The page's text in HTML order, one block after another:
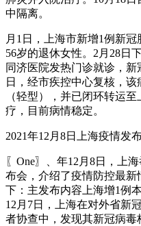
中隔离。
月1日，上海市新增1例新
56岁的退休女性。2月28日
同济医院发热门诊就诊，
日，经市疾控中心复核，
（轻型），并已闭环转运
疗，目前病情稳定。
2021年12月8日上海疫情发
〖One〗、年12月8日，上
布会，介绍了疫情防控最
下：主发布内容上海增1例
12月7日，上海在对外省新
者协查中，发现其新冠病